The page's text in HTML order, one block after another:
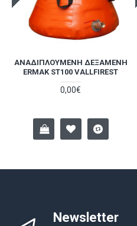
ΑΝΑΔΙΠΛΟΎΜΕΝΗ ΔΕΞΑΜΕΝΉ
ERMAK ST100 VALLFIREST
0,00€
Newsletter